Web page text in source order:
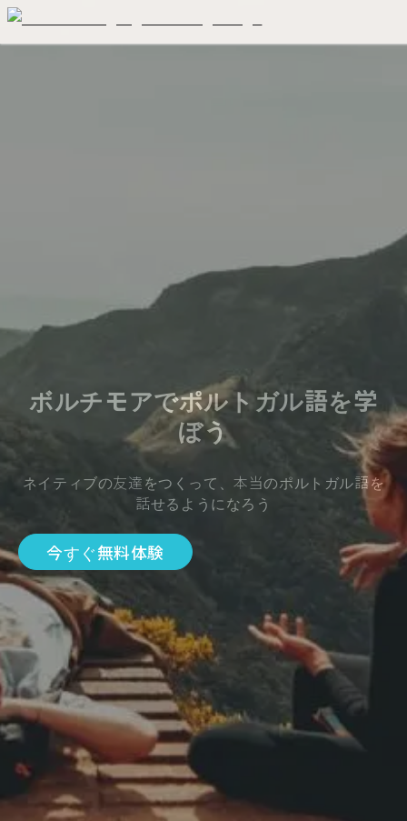
ボルチモアでポルトガル語を学
ぼう
ネイティブの友達をつくって、本当のポルトガル語を
話せるようになろう
今すぐ無料体験